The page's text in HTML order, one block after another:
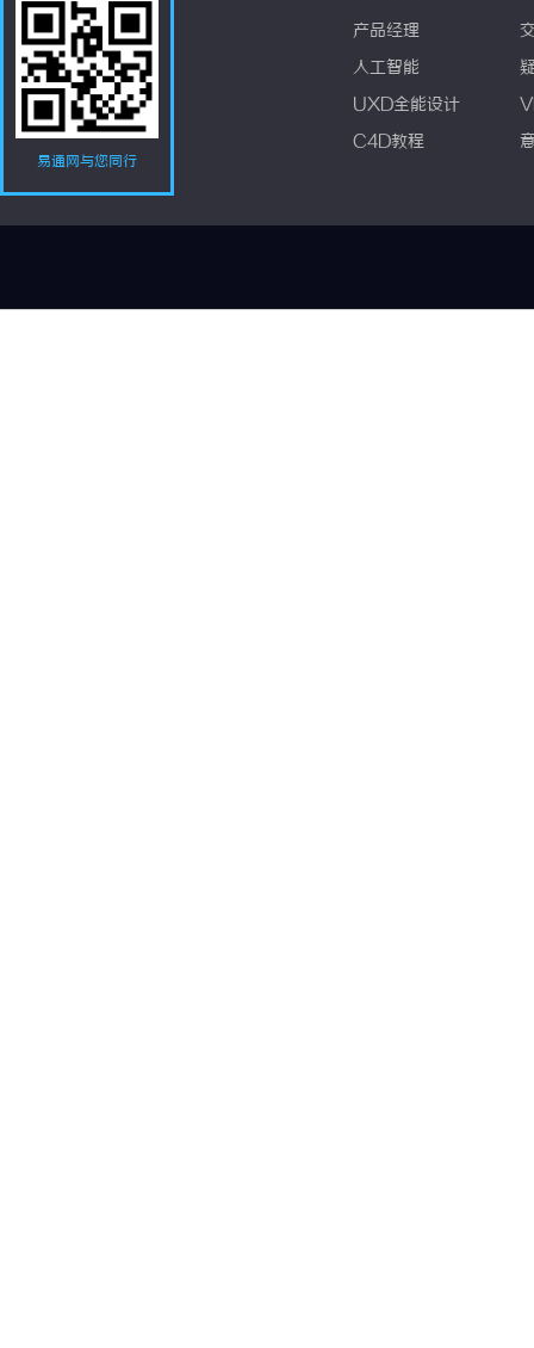
易通网与您同行
产品经理
人工智能
UXD全能设计
C4D教程